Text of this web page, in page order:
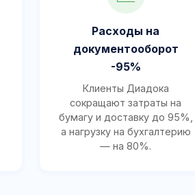
Расходы на
документооборот
-95%
Клиенты Диадока
сокращают затраты на
бумагу и доставку до 95%,
а нагрузку на бухгалтерию
— на 80%.